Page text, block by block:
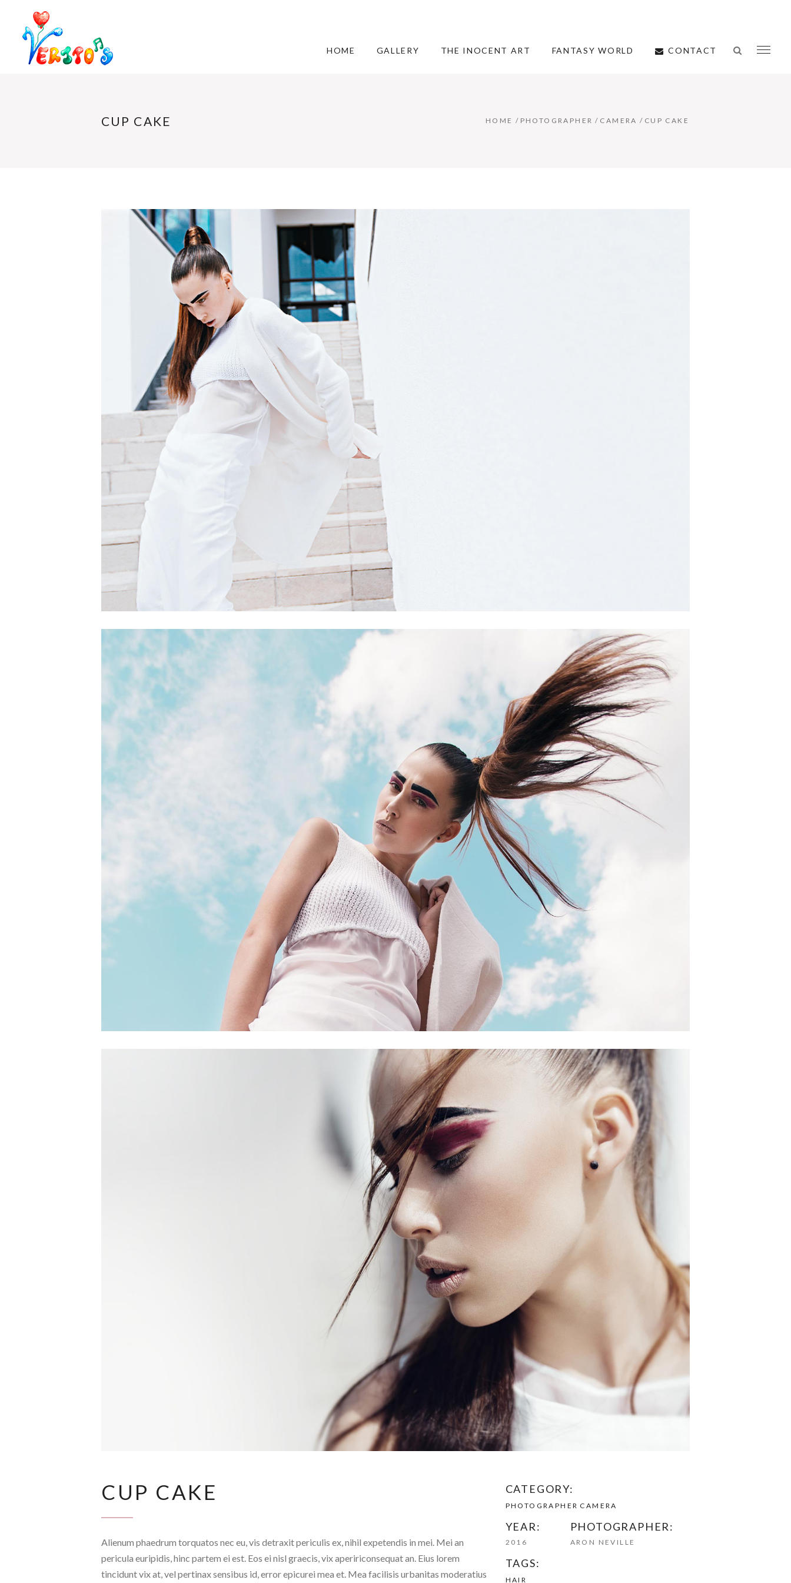
HOME GALLERY THE INOCENT ART FANTASY WORLD CONTACT
CUP CAKE HOME / PHOTOGRAPHER / CAMERA / CUP CAKE
CUP CAKE
Alienum phaedrum torquatos nec eu, vis detraxit periculis ex, nihil expetendis in mei. Mei an
pericula euripidis, hinc partem ei est. Eos ei nisl graecis, vix apeririconsequat an. Eius lorem
tincidunt vix at, vel pertinax sensibus id, error epicurei mea et. Mea facilisis urbanitas moderatius
CATEGORY:
PHOTOGRAPHER CAMERA
YEAR:
2016
PHOTOGRAPHER:
ARON NEVILLE
TAGS:
HAIR